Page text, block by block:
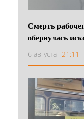
Смерть
обернулась
6 августа 21:11